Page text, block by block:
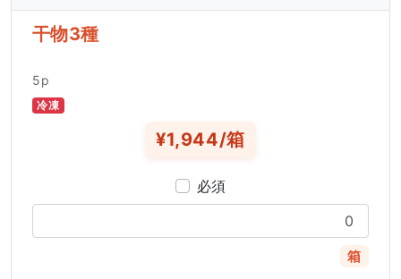
干物3種
5p
冷凍
¥1,944/箱
必須
箱